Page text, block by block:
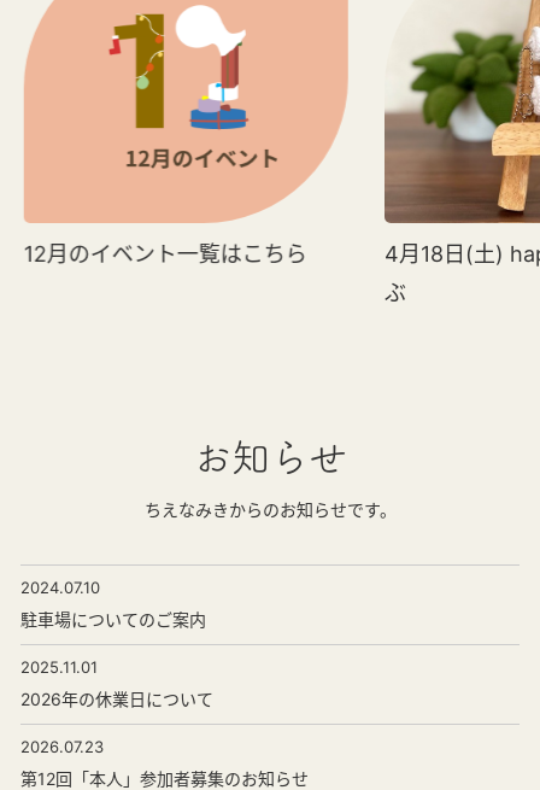
12月のイベント一覧はこちら
4月18日(土)
ぶ
お知らせ
ちえなみきからのお知らせです。
2024.07.10
駐車場についてのご案内
2025.11.01
2026年の休業日について
2026.07.23
第12回「本人」参加者募集のお知らせ